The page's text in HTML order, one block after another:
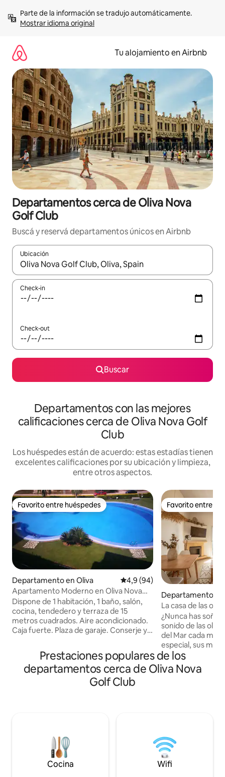
contenidoMostrar idioma original
Tu alojamiento en Airbnb
Departamentos cerca de Oliva Nova
Golf Club
Buscá y reservá departamentos únicos en Airbnb
Ubicación
Cuando los resultados estén disponibles, navegá con las
Check-in
Check-out
Buscar
Departamentos con las mejores
calificaciones cerca de Oliva Nova Golf
Club
Los huéspedes están de acuerdo: estas estadías tienen
excelentes calificaciones por su ubicación y limpieza,
entre otros aspectos.
Favorito entre huéspedes
Favorito entre huéspedes
Departamento en Oliva Calificación promedio: 4,9 de
4,9 (94)
Apartamento Moderno en Oliva Nova
Golf & MET
Dispone de 1 habitación, 1 baño, salón,
cocina, tendedero y terraza de 15
metros cuadrados. Aire acondicionado.
Caja fuerte. Plaza de garaje. Conserje y
animales o mascotas. No esta permitido
fumar dentro de piso. No se aceptan
grupos de personas menores de 25
Favorito entre
Favorito entre
Departamento en
La casa de las olas
¿Nunca has
sonido de las olas
del Mar cada
especial, sus
harán de tu
inolvidable. Se
ubicación
apartam
Prestaciones populares de los
departamentos cerca de Oliva Nova
Golf Club
Cocina Wifi